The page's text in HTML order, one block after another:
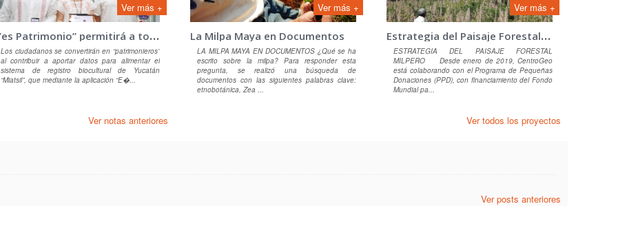
Ver notas anteriores
Ver más +
E
’es Patrimonio” permitirá a todos subir fotografías
Los ciudadanos se convertirán en “patrimonieros”
al contribuir a aportar datos para alimentar el
sistema de registro biocultural de Yucatán
“Miatsil”, que mediante la aplicación “E�...
Ver todos los proyectos
Ver más +
La Milpa Maya en Documentos
LA MILPA MAYA EN DOCUMENTOS ¿Qué se ha
escrito sobre la milpa? Para responder esta
pregunta, se realizó una búsqueda de
documentos con las siguientes palabras clave:
etnobotánica, Zea ...
Ver más +
E
strategia del Paisaje Forestal Milpero
ESTRATEGIA DEL PAISAJE FORESTAL
MILPERO Desde enero de 2019, CentroGeo
está colaborando con el Programa de Pequeñas
Donaciones (PPD), con financiamiento del Fondo
Mundial pa...
Ver posts anteriores